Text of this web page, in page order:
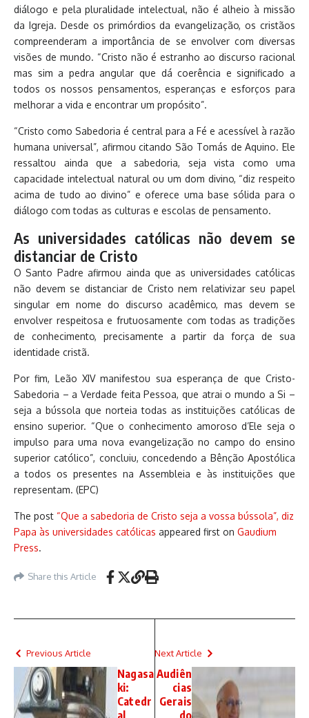
diálogo e pela pluralidade intelectual, não é alheio à missão
da Igreja. Desde os primórdios da evangelização, os cristãos
compreenderam a importância de se envolver com diversas
visões de mundo. “Cristo não é estranho ao discurso racional
mas sim a pedra angular que dá coerência e significado a
todos os nossos pensamentos, esperanças e esforços para
melhorar a vida e encontrar um propósito”.
“Cristo como Sabedoria é central para a Fé e acessível à razão
humana universal”, afirmou citando São Tomás de Aquino. Ele
ressaltou ainda que a sabedoria, seja vista como uma
capacidade intelectual natural ou um dom divino, “diz respeito
acima de tudo ao divino” e oferece uma base sólida para o
diálogo com todas as culturas e escolas de pensamento.
As universidades católicas não devem se
distanciar de Cristo
O Santo Padre afirmou ainda que as universidades católicas
não devem se distanciar de Cristo nem relativizar seu papel
singular em nome do discurso acadêmico, mas devem se
envolver respeitosa e frutuosamente com todas as tradições
de conhecimento, precisamente a partir da força de sua
identidade cristã.
Por fim, Leão XIV manifestou sua esperança de que Cristo-
Sabedoria – a Verdade feita Pessoa, que atrai o mundo a Si –
seja a bússola que norteia todas as instituições católicas de
ensino superior. “Que o conhecimento amoroso d’Ele seja o
impulso para uma nova evangelização no campo do ensino
superior católico”, concluiu, concedendo a Bênção Apostólica
a todos os presentes na Assembleia e às instituições que
representam. (EPC)
The post “Que a sabedoria de Cristo seja a vossa bússola”, diz
Papa às universidades católicas appeared first on Gaudium
Press.
Share this Article
Previous Article
Nagasa
ki:
Catedr
al
Next Article
Audiên
cias
Gerais
do